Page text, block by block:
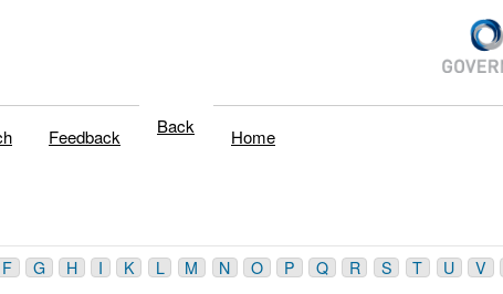
Feedback Back Home
F G H I K L M N O P Q R S T U V